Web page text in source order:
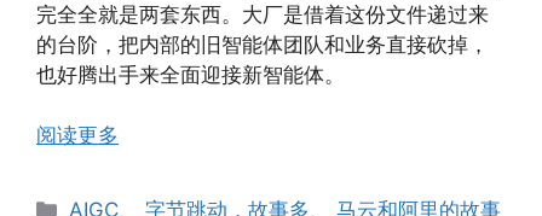
完全全就是两套东西。大厂是借着这份文件递过来
的台阶，把内部的旧智能体团队和业务直接砍掉，
也好腾出手来全面迎接新智能体。
阅读更多
分
AIGC、字节跳动，故事多 、马云和阿里的故事